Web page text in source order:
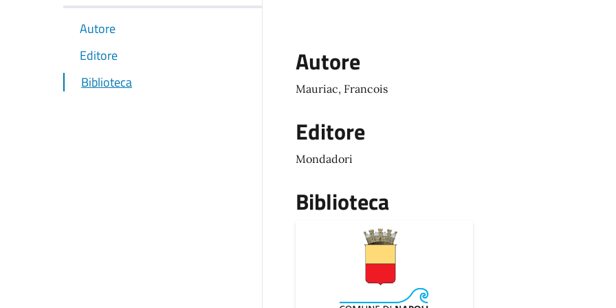
Autore
Editore
Biblioteca
Autore
Mauriac, Francois
Editore
Mondadori
Biblioteca